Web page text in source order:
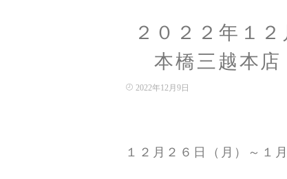
２０２２年１
本橋三越本
2022年12月9日
１２月２６日（月）～１